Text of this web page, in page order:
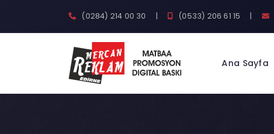
(0284) 214 00 30 | (0533) 206 61 15 |
Ana Sayfa